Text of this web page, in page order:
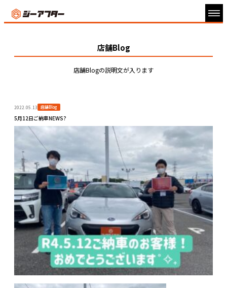
店舗Blog
店舗Blogの説明文が入ります
2022.05.13 店舗Blog
5月12日ご納車NEWS?